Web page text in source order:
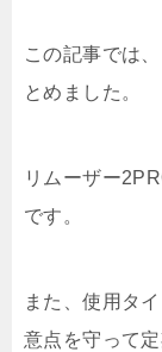
この記事では
とめました。
リムーザー
です。
また、使用タ
意点を守って